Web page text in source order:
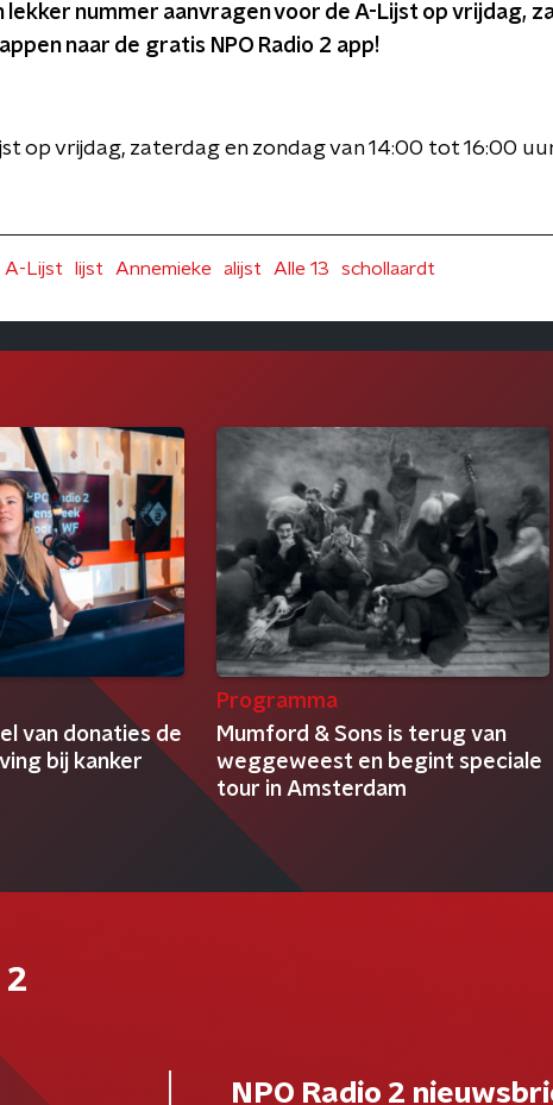
lekker nummer aanvragen voor de A-Lijst op vrijdag,
naar de gratis NPO Radio 2 app!
op vrijdag, zaterdag en zondag van 14:00 tot 16:00
A-Lijst lijst Annemieke alijst Alle 13 schollaardt
van donaties de
bij kanker
Programma
Mumford & Sons is terug van
weggeweest en begint speciale
tour in Amsterdam
2
NPO Radio 2